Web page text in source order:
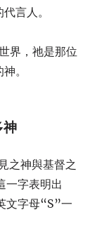
言人。
界，祂是那位
。
神
之神與基督之
一字表明出
文字母“S”一